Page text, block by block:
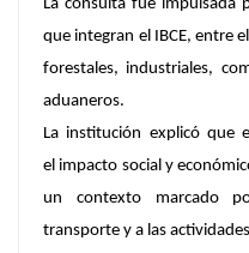
La consulta fue impulsada
que integran el IBCE, entre
forestales, industriales,
aduaneros.
La institución explicó que
el impacto social y
un contexto marcado
transporte y a las